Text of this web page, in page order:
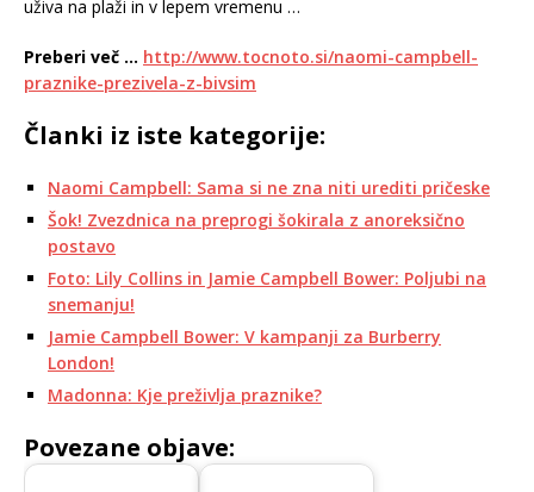
uživa na plaži in v lepem vremenu …
Preberi več … http://www.tocnoto.si/naomi-campbell-
praznike-prezivela-z-bivsim
Članki iz iste kategorije:
Naomi Campbell: Sama si ne zna niti urediti pričeske
Šok! Zvezdnica na preprogi šokirala z anoreksično
postavo
Foto: Lily Collins in Jamie Campbell Bower: Poljubi na
snemanju!
Jamie Campbell Bower: V kampanji za Burberry
London!
Madonna: Kje preživlja praznike?
Povezane objave: